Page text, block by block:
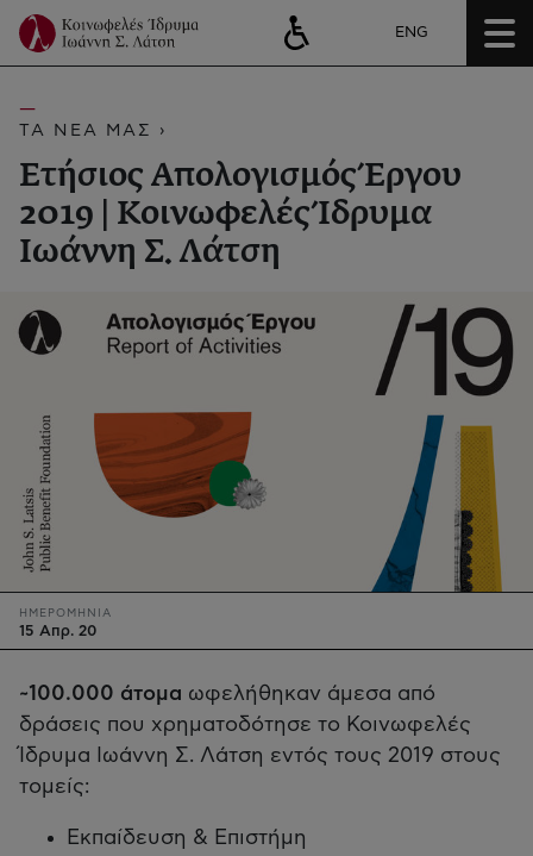
ENG
ΤΑ ΝΕΑ ΜΑΣ ›
Ετήσιος Απολογισμός Έργου
2019 | Κοινωφελές Ίδρυμα
Ιωάννη Σ. Λάτση
ΗΜΕΡΟΜΗΝΙΑ
15 Απρ. 20
~100.000 άτομα ωφελήθηκαν άμεσα από
δράσεις που χρηματοδότησε το Κοινωφελές
Ίδρυμα Ιωάννη Σ. Λάτση εντός τους 2019 στους
τομείς:
Εκπαίδευση & Επιστήμη